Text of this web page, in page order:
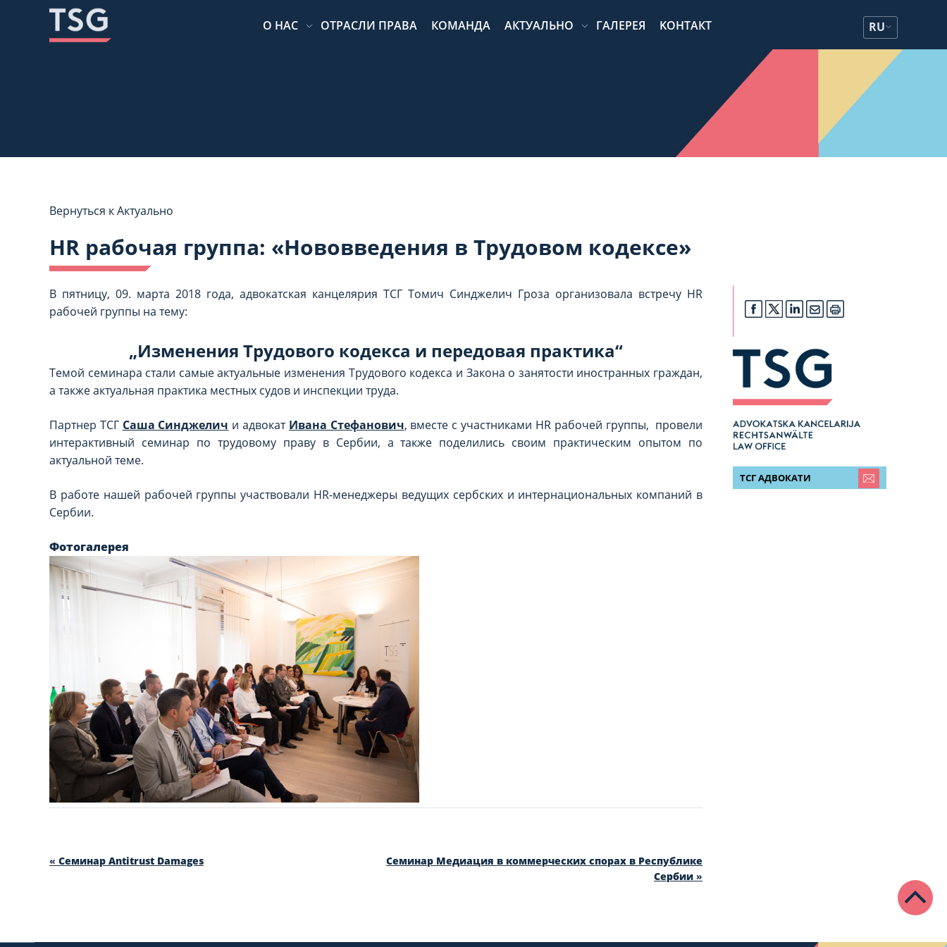
Перейдите
содержанию
Перейдите
содержанию
О НАС ОТРАСЛИ ПРАВА КОМАНДА АКТУАЛЬНО ГАЛЕРЕЯ KОНТАКТ RU
Вернуться к Актуально
HR рабочая группа: «Нововведения в Трудовом кодексе»
В пятницу, 09. марта 2018 года, адвокатская канцелярия ТСГ Томич Синджелич Гроза организовала встречу HR
рабочей группы на тему:
„Изменения Трудового кодекса и передовая практика“
Темой семинара стали самые актуальные изменения Трудового кодекса и Закона о занятости иностранных граждан,
а также актуальная практика местных судов и инспекции труда.
Партнер ТСГ Саша Синджелич и адвокат Ивана Стефанович, вместе с участниками HR рабочей группы, провели
интерактивный семинар по трудовому праву в Сербии, а также поделились своим практическим опытом по
актуальной теме.
В работе нашей рабочей группы участвовали HR-менеджеры ведущих сербских и интернациональных компаний в
Сербии.
Фотогалерея
« Семинар Antitrust Damages
Семинар Медиация в коммерческих спорах в Республике
Сербии »
ТСГ АДВОКАТИ